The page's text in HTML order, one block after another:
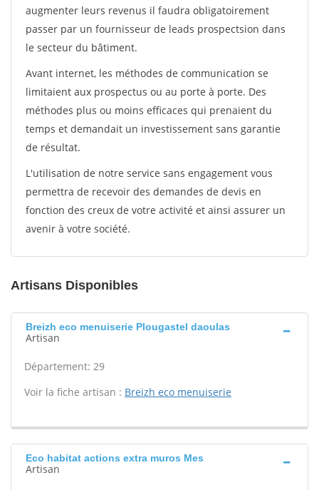
augmenter leurs revenus il faudra obligatoirement
passer par un fournisseur de leads prospectsion dans
le secteur du bâtiment.
Avant internet, les méthodes de communication se
limitaient aux prospectus ou au porte à porte. Des
méthodes plus ou moins efficaces qui prenaient du
temps et demandait un investissement sans garantie
de résultat.
L'utilisation de notre service sans engagement vous
permettra de recevoir des demandes de devis en
fonction des creux de votre activité et ainsi assurer un
avenir à votre société.
Artisans Disponibles
Breizh eco menuiserie Plougastel daoulas
Artisan
Département: 29
Voir la fiche artisan : Breizh eco menuiserie
Eco habitat actions extra muros Mes
Artisan